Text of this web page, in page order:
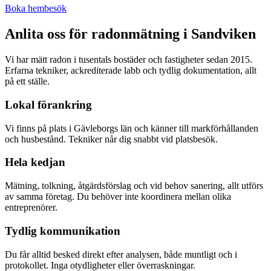
Boka hembesök
Anlita oss för radonmätning i Sandviken
Vi har mätt radon i tusentals bostäder och fastigheter sedan 2015.
Erfarna tekniker, ackrediterade labb och tydlig dokumentation, allt
på ett ställe.
Lokal förankring
Vi finns på plats i Gävleborgs län och känner till markförhållanden
och husbestånd. Tekniker når dig snabbt vid platsbesök.
Hela kedjan
Mätning, tolkning, åtgärdsförslag och vid behov sanering, allt utförs
av samma företag. Du behöver inte koordinera mellan olika
entreprenörer.
Tydlig kommunikation
Du får alltid besked direkt efter analysen, både muntligt och i
protokollet. Inga otydligheter eller överraskningar.